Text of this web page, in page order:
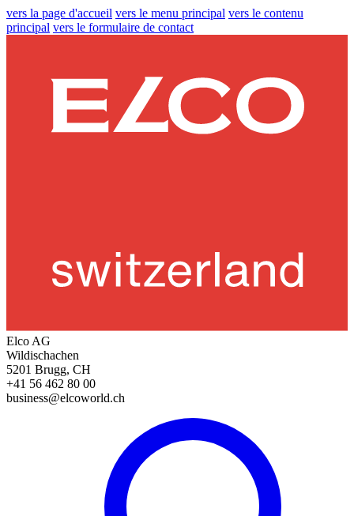
vers la page d'accueil vers le menu principal vers le contenu
principal vers le formulaire de contact
Elco AG
Wildischachen
5201 Brugg, CH
+41 56 462 80 00
business@elcoworld.ch